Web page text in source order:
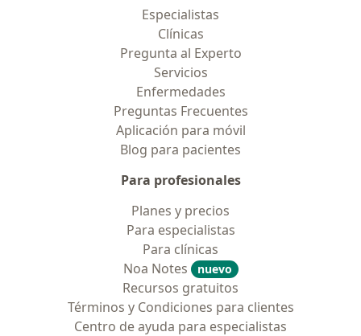
Especialistas
Clínicas
Pregunta al Experto
Servicios
Enfermedades
Preguntas Frecuentes
Aplicación para móvil
Blog para pacientes
Para profesionales
Planes y precios
Para especialistas
Para clínicas
Noa Notes
nuevo
Recursos gratuitos
Términos y Condiciones para clientes
Centro de ayuda para especialistas